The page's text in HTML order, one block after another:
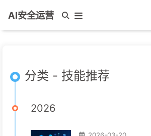
AI安全运营
分类 - 技能推荐
2026